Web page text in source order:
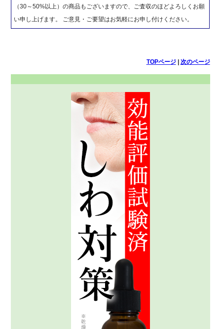
（30～50%以上）の商品もございますので、ご査収のほどよろしくお願
い申し上げます。 ご意見・ご要望はお気軽にお申し付けください。
TOPページ| 次のページ